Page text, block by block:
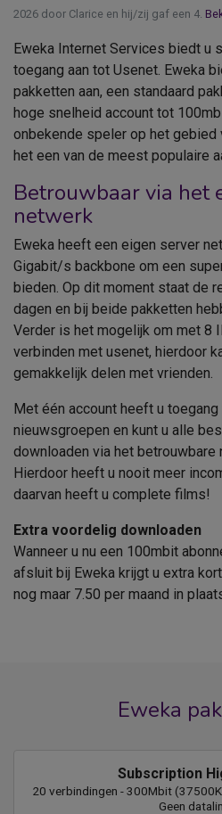
2026 door Clarice en hij/zij gaf een 4.
Eweka Internet Services biedt u
toegang aan tot Usenet. Eweka
pakketten aan, een standaard
hoge snelheid account tot
onbekende speler op het gebied
het een van de meest populaire
Betrouwbaar via het
netwerk
Eweka heeft een eigen server
Gigabit/s backbone om een
bieden. Op dit moment staat de
dagen en bij beide pakketten
Verder is het mogelijk om met 8
verbinden met usenet, hierdoor
gemakkelijk delen met vrienden.
Met één account heeft u
nieuwsgroepen en kunt u alle
downloaden via het betrouwbare
Hierdoor heeft u nooit meer
daarvan heeft u complete films!
Extra voordelig downloaden
Wanneer u nu een 100mbit
afsluit bij Eweka krijgt u extra
nog maar 7.50 per maand in
Eweka
Subscription
20 verbindingen - 300Mbit
Geen